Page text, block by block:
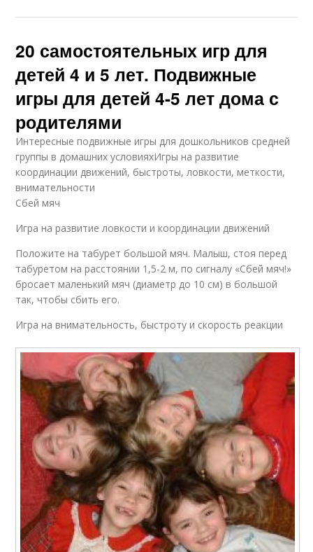
20 самостоятельных игр для
детей 4 и 5 лет. Подвижные
игры для детей 4-5 лет дома с
родителями
Интересные подвижные игры для дошкольников средней
группы в домашних условияхИгры на развитие
координации движений, быстроты, ловкости, меткости,
внимательности
Сбей мяч
Игра на развитие ловкости и координации движений
Положите на табурет большой мяч. Малыш, стоя перед
табуретом на расстоянии 1,5-2 м, по сигналу «Сбей мяч!»
бросает маленький мяч (диаметр до 10 см) в большой
так, чтобы сбить его.
Игра на внимательность, быстроту и скорость реакции